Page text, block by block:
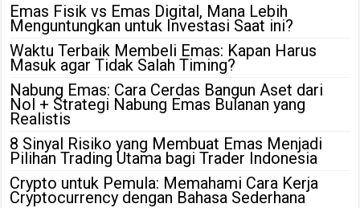
Emas Fisik vs Emas Digital, Mana Lebih
Menguntungkan untuk Investasi Saat ini?
Waktu Terbaik Membeli Emas: Kapan Harus
Masuk agar Tidak Salah Timing?
Nabung Emas: Cara Cerdas Bangun Aset dari
Nol + Strategi Nabung Emas Bulanan yang
Realistis
8 Sinyal Risiko yang Membuat Emas Menjadi
Pilihan Trading Utama bagi Trader Indonesia
Crypto untuk Pemula: Memahami Cara Kerja
Cryptocurrency dengan Bahasa Sederhana